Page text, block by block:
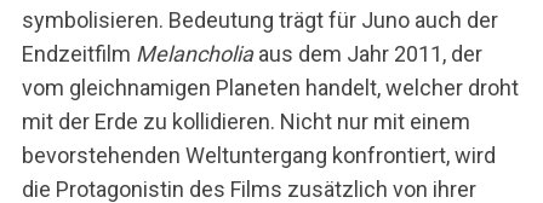
symbolisieren. Bedeutung trägt für Juno auch der
Endzeitfilm Melancholiaaus dem Jahr 2011, der
vom gleichnamigen Planeten handelt, welcher droht
mit der Erde zu kollidieren. Nicht nur mit einem
bevorstehenden Weltuntergang konfrontiert, wird
die Protagonistin des Films zusätzlich von ihrer
h
e
n
n
c
h